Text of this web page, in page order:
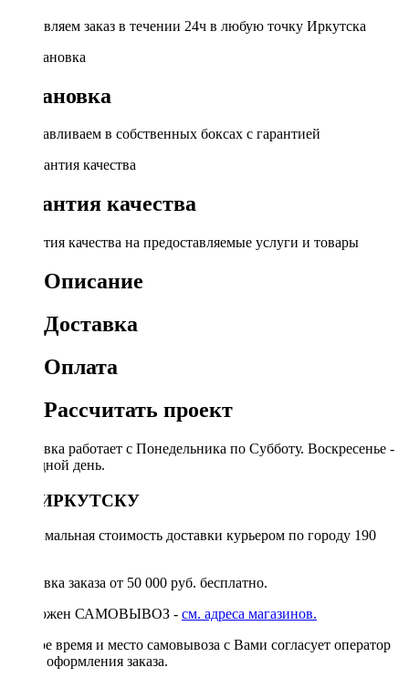
Доставляем заказ в течении 24ч в любую точку Иркутска
Установка
Устанавливаем в собственных боксах с гарантией
Гарантия качества
Гарантия качества на предоставляемые услуги и товары
Описание
Доставка
Оплата
Рассчитать проект
Доставка работает с Понедельника по Субботу. Воскресенье -
выходной день.
ПО ИРКУТСКУ
Минимальная стоимость доставки курьером по городу 190
Доставка заказа от 50 000 руб. бесплатно.
Возможен САМОВЫВОЗ - см. адреса магазинов.
Точное время и место самовывоза с Вами согласует оператор
после оформления заказа.